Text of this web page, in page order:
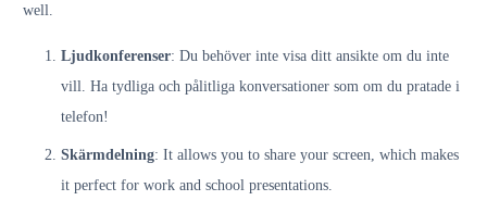
well.
Ljudkonferenser: Du behöver inte visa ditt ansikte om du inte
vill. Ha tydliga och pålitliga konversationer som om du pratade i
telefon!
Skärmdelning: It allows you to share your screen, which makes
it perfect for work and school presentations.